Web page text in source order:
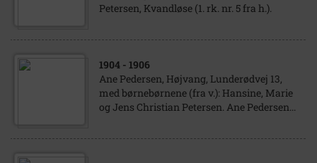
Petersen, Kvandløse (1. rk. nr. 5 fra h.).
1904 - 1906
Ane Pedersen, Højvang, Lunderødvej 13,
med børnebørnene (fra v.): Hansine, Marie
og Jens Christian Petersen. Ane Pedersen...